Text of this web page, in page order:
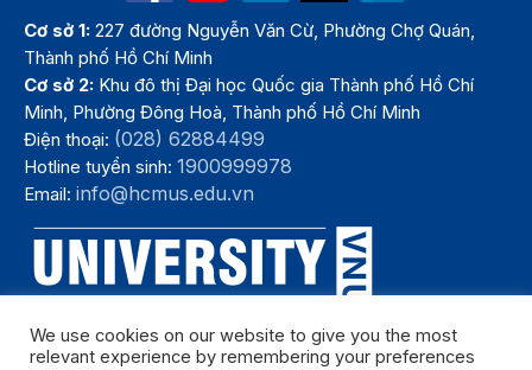
Cơ sở 1: 227 đường Nguyễn Văn Cừ, Phường Chợ Quán,
Thành phố Hồ Chí Minh
Cơ sở 2: Khu đô thị Đại học Quốc gia Thành phố Hồ Chí
Minh, Phường Đông Hoà, Thành phố Hồ Chí Minh
Điện thoại: (028) 62884499
Hotline tuyển sinh:1900999978
Email:info@hcmus.edu.vn
We use cookies on our website to give you the most
relevant experience by remembering your preferences